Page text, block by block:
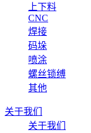
上下料
CNC
焊接
码垛
喷涂
螺丝锁缚
其他
关于我们
关于我们